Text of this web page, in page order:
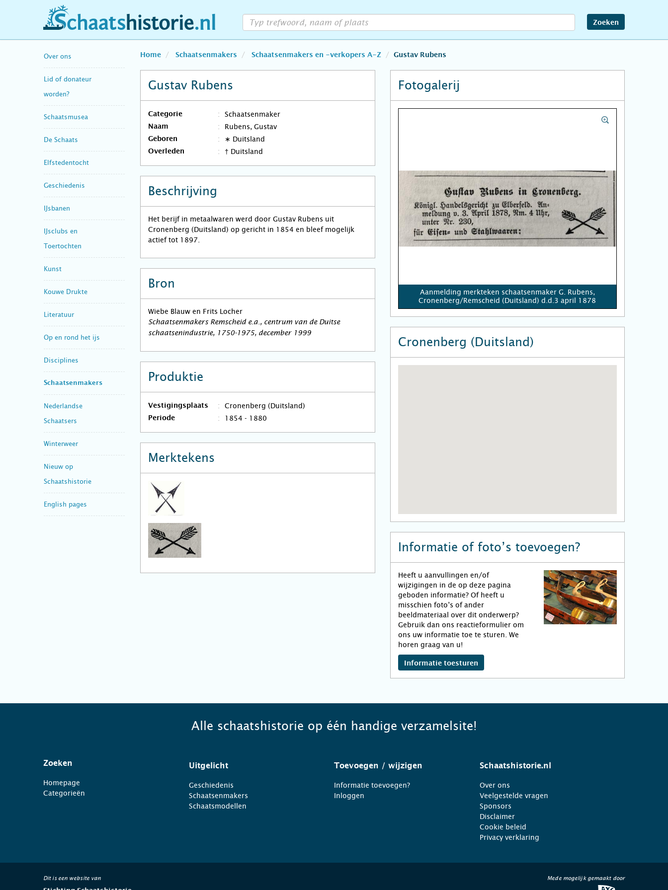
schaatshistorie.nl Zoeken
Over ons
Lid of donateur
worden?
Schaatsmusea
De Schaats
Elfstedentocht
Geschiedenis
IJsbanen
IJsclubs en
Toertochten
Kunst
Kouwe Drukte
Literatuur
Op en rond het ijs
Disciplines
Schaatsenmakers
Nederlandse
Schaatsers
Winterweer
Nieuw op
Schaatshistorie
English pages
Home Schaatsenmakers Schaatsenmakers en -verkopers A-Z Gustav Rubens
Gustav Rubens
Categorie Schaatsenmaker
Naam Rubens, Gustav
Geboren ∗ Duitsland
Overleden † Duitsland
Beschrijving
Het berijf in metaalwaren werd door Gustav Rubens uit
Cronenberg (Duitsland) op gericht in 1854 en bleef mogelijk
actief tot 1897.
Bron
Wiebe Blauw en Frits Locher
Schaatsenmakers Remscheid e.a., centrum van de Duitse
schaatsenindustrie, 1750-1975, december 1999
Produktie
Vestigingsplaats Cronenberg (Duitsland)
Periode 1854 - 1880
Merktekens
Fotogalerij
Aanmelding merkteken schaatsenmaker G. Rubens,
Cronenberg/Remscheid (Duitsland) d.d.3 april 1878
Cronenberg (Duitsland)
Informatie of foto’s toevoegen?
Heeft u aanvullingen en/of
wijzigingen in de op deze pagina
geboden informatie? Of heeft u
misschien foto’s of ander
beeldmateriaal over dit onderwerp?
Gebruik dan ons reactieformulier om
ons uw informatie toe te sturen. We
horen graag van u!
Informatie toesturen
Alle schaatshistorie op één handige verzamelsite!
Zoeken
Homepage
Categorieën
Uitgelicht
Geschiedenis
Schaatsenmakers
Schaatsmodellen
Toevoegen / wijzigen
Informatie toevoegen?
Inloggen
Schaatshistorie.nl
Over ons
Veelgestelde vragen
Sponsors
Disclaimer
Cookie beleid
Privacy verklaring
Dit is een website van Mede mogelijk gemaakt door